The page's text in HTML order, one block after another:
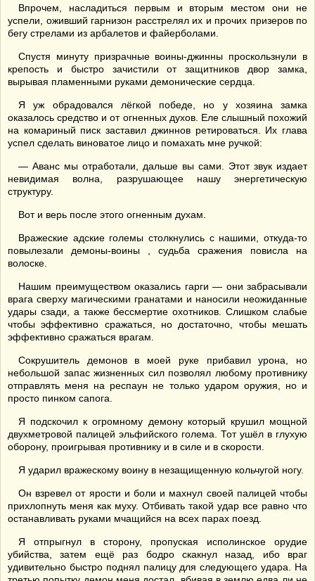
Впрочем, насладиться первым и вторым местом они не
успели, оживший гарнизон расстрелял их и прочих призеров по
бегу стрелами из арбалетов и файерболами.
Спустя минуту призрачные воины-джинны проскользнули в
крепость и быстро зачистили от защитников двор замка,
вырывая пламенными руками демонические сердца.
Я уж обрадовался лёгкой победе, но у хозяина замка
оказалось средство и от огненных духов. Еле слышный похожий
на комариный писк заставил джиннов ретироваться. Их глава
успел сделать виноватое лицо и помахать мне ручкой:
— Аванс мы отработали, дальше вы сами. Этот звук издает
невидимая волна, разрушающее нашу энергетическую
структуру.
Вот и верь после этого огненным духам.
Вражеские адские големы столкнулись с нашими, откуда-то
повылезали демоны-воины , судьба сражения повисла на
волоске.
Нашим преимуществом оказались гарги — они забрасывали
врага сверху магическими гранатами и наносили неожиданные
удары сзади, а также бессмертие охотников. Слишком слабые
чтобы эффективно сражаться, но достаточно, чтобы мешать
эффективно сражаться врагам.
Сокрушитель демонов в моей руке прибавил урона, но
небольшой запас жизненных сил позволял любому противнику
отправлять меня на респаун не только ударом оружия, но и
просто пинком сапога.
Я подскочил к огромному демону который крушил мощной
двухметровой палицей эльфийского голема. Тот ушёл в глухую
оборону, проигрывая противнику и в силе и в скорости.
Я ударил вражескому воину в незащищенную кольчугой ногу.
Он взревел от ярости и боли и махнул своей палицей чтобы
прихлопнуть меня как муху. Отбивать такой удар все равно что
останавливать руками мчащийся на всех парах поезд.
Я отпрыгнул в сторону, пропуская исполинское орудие
убийства, затем ещё раз бодро скакнул назад, ибо враг
удивительно быстро поднял палицу для следующего удара. На